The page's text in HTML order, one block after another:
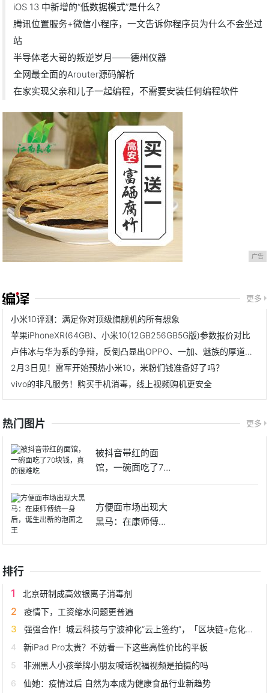
iOS 13 中新增的“低数据模式”是什么？
腾讯位置服务+微信小程序，一文告诉你程序员为什么不会坐过
站
半导体老大哥的叛逆岁月——德州仪器
全网最全面的Arouter源码解析
在家实现父亲和儿子一起编程，不需要安装任何编程软件
广告
更多
小米10评测：满足你对顶级旗舰机的所有想象
苹果iPhoneXR(64GB)、小米10(12GB256GB5G版)参数报价对比
卢伟冰与华为系的争辩，反倒凸显出OPPO、一加、魅族的厚道风范
2月3日见！雷军开始预热小米10，米粉们钱准备好了吗？
vivo的非凡服务！购买手机消毒，线上视频购机更安全
热门图片 更多
被抖音带红的面
馆，一碗面吃了70
方便面市场出现大
黑马：在康师傅统
排行
北京研制成高效银离子消毒剂
疫情下，工资缩水问题更普遍
强强合作！城云科技与宁波神化“云上签约”，「区块链+危化品溯源」赋能城市应急管理
新iPad Pro太贵？不妨看一下这些高性价比的平板
非洲黑人小孩举牌小朋友喊话祝福视频是拍摄的吗
仙她：疫情过后 自然为本成为健康食品行业新趋势